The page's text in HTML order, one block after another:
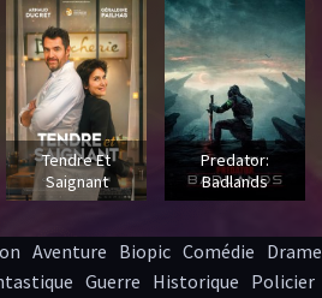
Aventure Biopic Comédie Drame
Guerre Historique Policier
Tendre Et
Saignant
Predator:
Badlands